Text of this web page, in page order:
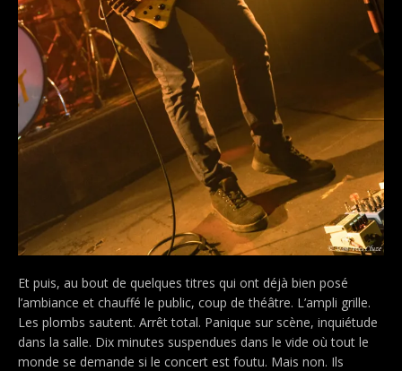
Et puis, au bout de quelques titres qui ont déjà bien posé
l’ambiance et chauffé le public, coup de théâtre. L’ampli grille.
Les plombs sautent. Arrêt total. Panique sur scène, inquiétude
dans la salle. Dix minutes suspendues dans le vide où tout le
monde se demande si le concert est foutu. Mais non. Ils